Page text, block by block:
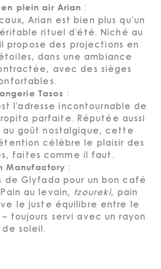
plein air Arian :
Arian est bien plus qu’un
rituel d’été. Niché au
des projections en
dans une ambiance
avec des sièges
Tasos :
l’adresse incontournable de
parfaite. Réputée aussi
au goût nostalgique, cette
célèbre le plaisir des
faites comme il faut.
Manufactory :
de Glyfada pour un bon café
au levain, tzoureki, pain
le juste équilibre entre le
toujours servi avec un rayon
de soleil.